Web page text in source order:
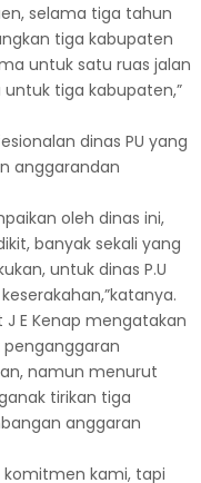
selama tiga tahun
tiga kabupaten
untuk satu ruas jalan
tiga kabupaten,”
dinas PU yang
anggarandan
oleh dinas ini,
banyak sekali yang
untuk dinas P.U
J E Kenap mengatakan
namun menurut
tirikan tiga
anggaran
kami, tapi